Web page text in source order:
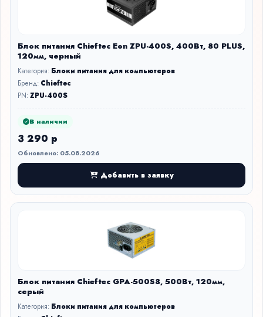
Блок питания Chieftec Eon ZPU-400S, 400Вт, 80 PLUS,
120мм, черный
Категория: Блоки питания для компьютеров
Бренд: Chieftec
PN:ZPU-400S
В наличии
3 290 р
Обновлено: 05.08.2026
Добавить в заявку
Блок питания Chieftec GPA-500S8, 500Вт, 120мм,
серый
Категория: Блоки питания для компьютеров